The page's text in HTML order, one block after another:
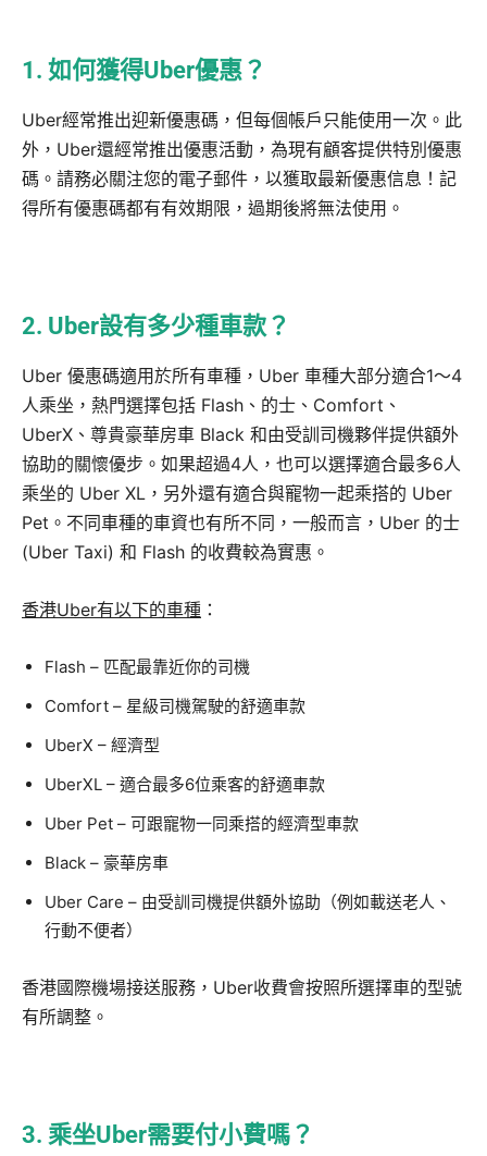
1. 如何獲得Uber優惠？
Uber經常推出迎新優惠碼，但每個帳戶只能使用一次。此
外，Uber還經常推出優惠活動，為現有顧客提供特別優惠
碼。請務必關注您的電子郵件，以獲取最新優惠信息！記
得所有優惠碼都有有效期限，過期後將無法使用。
2. Uber設有多少種車款？
Uber 優惠碼適用於所有車種，Uber 車種大部分適合1～4
人乘坐，熱門選擇包括 Flash、的士、Comfort、
UberX、尊貴豪華房車 Black 和由受訓司機夥伴提供額外
協助的關懷優步。如果超過4人，也可以選擇適合最多6人
乘坐的 Uber XL，另外還有適合與寵物一起乘搭的 Uber
Pet。不同車種的車資也有所不同，一般而言，Uber 的士
(Uber Taxi) 和 Flash 的收費較為實惠。
香港Uber有以下的車種 ：
Flash – 匹配最靠近你的司機
Comfort – 星級司機駕駛的舒適車款
UberX – 經濟型
UberXL – 適合最多6位乘客的舒適車款
Uber Pet – 可跟寵物一同乘搭的經濟型車款
Black – 豪華房車
Uber Care – 由受訓司機提供額外協助（例如載送老人、
行動不便者）
香港國際機場接送服務，Uber收費會按照所選擇車的型號
有所調整。
3. 乘坐Uber需要付小費嗎？